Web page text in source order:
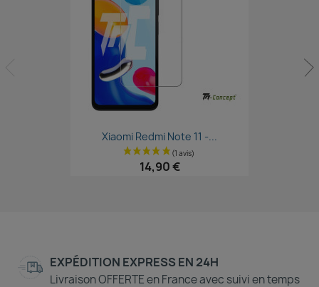
Aperçu rapide
Xiaomi Redmi Note 11 -...
14,90 €
EXPÉDITION EXPRESS EN 24H
Livraison OFFERTE en France avec suivi en temps